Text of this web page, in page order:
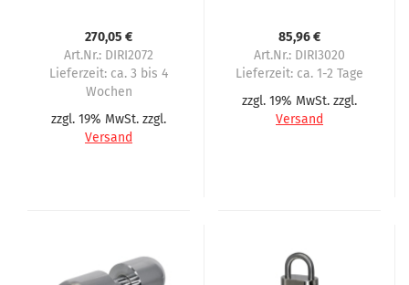
270,05 €
Art.Nr.: DIRI2072
Lieferzeit: ca. 3 bis 4
Wochen
zzgl. 19% MwSt. zzgl.
Versand
85,96 €
Art.Nr.: DIRI3020
Lieferzeit: ca. 1-2 Tage
zzgl. 19% MwSt. zzgl.
Versand